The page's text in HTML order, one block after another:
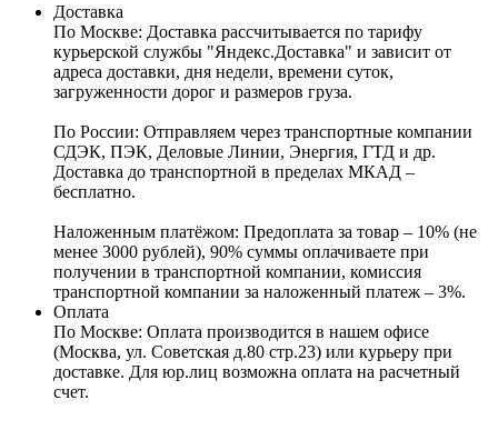
Доставка
По Москве: Доставка рассчитывается по тарифу
курьерской службы "Яндекс.Доставка" и зависит от
адреса доставки, дня недели, времени суток,
загруженности дорог и размеров груза.
По России: Отправляем через транспортные компании
СДЭК, ПЭК, Деловые Линии, Энергия, ГТД и др.
Доставка до транспортной в пределах МКАД –
бесплатно.
Наложенным платёжом: Предоплата за товар – 10% (не
менее 3000 рублей), 90% суммы оплачиваете при
получении в транспортной компании, комиссия
транспортной компании за наложенный платеж – 3%.
Оплата
По Москве: Оплата производится в нашем офисе
(Москва, ул. Советская д.80 стр.23) или курьеру при
доставке. Для юр.лиц возможна оплата на расчетный
счет.